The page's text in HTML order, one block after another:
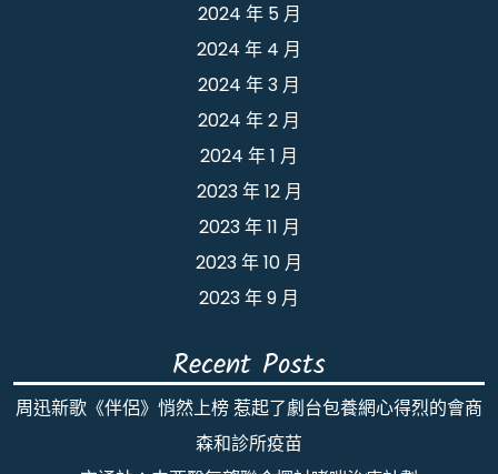
2024 年 5 月
2024 年 4 月
2024 年 3 月
2024 年 2 月
2024 年 1 月
2023 年 12 月
2023 年 11 月
2023 年 10 月
2023 年 9 月
Recent Posts
周迅新歌《伴侶》悄然上榜 惹起了劇台包養網心得烈的會商
森和診所疫苗